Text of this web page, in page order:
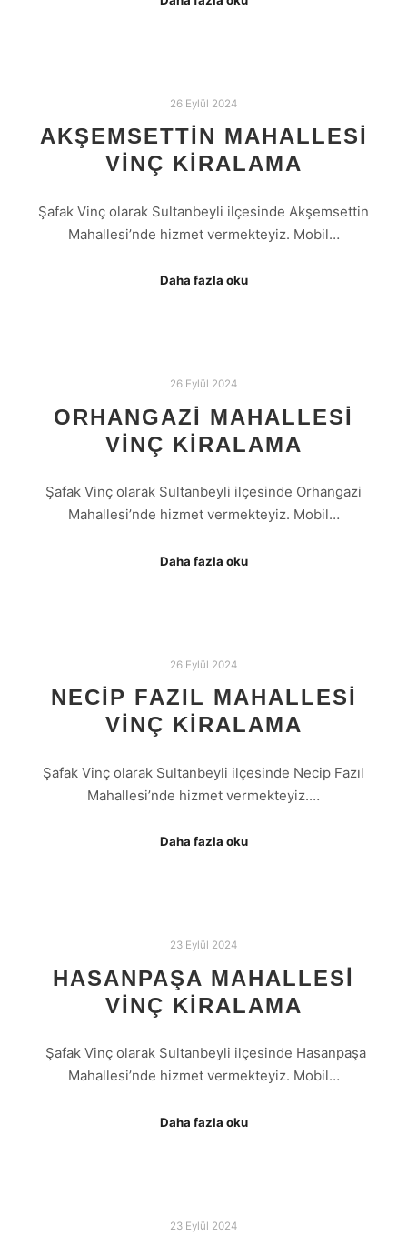
26 Eylül 2024
AKŞEMSETTIN MAHALLESI
VINÇ KIRALAMA
Şafak Vinç olarak Sultanbeyli ilçesinde Akşemsettin
Mahallesi’nde hizmet vermekteyiz. Mobil…
Daha fazla oku
26 Eylül 2024
ORHANGAZI MAHALLESI
VINÇ KIRALAMA
Şafak Vinç olarak Sultanbeyli ilçesinde Orhangazi
Mahallesi’nde hizmet vermekteyiz. Mobil…
Daha fazla oku
26 Eylül 2024
NECIP FAZIL MAHALLESI
VINÇ KIRALAMA
Şafak Vinç olarak Sultanbeyli ilçesinde Necip Fazıl
Mahallesi’nde hizmet vermekteyiz.…
Daha fazla oku
23 Eylül 2024
HASANPAŞA MAHALLESI
VINÇ KIRALAMA
Şafak Vinç olarak Sultanbeyli ilçesinde Hasanpaşa
Mahallesi’nde hizmet vermekteyiz. Mobil…
Daha fazla oku
23 Eylül 2024